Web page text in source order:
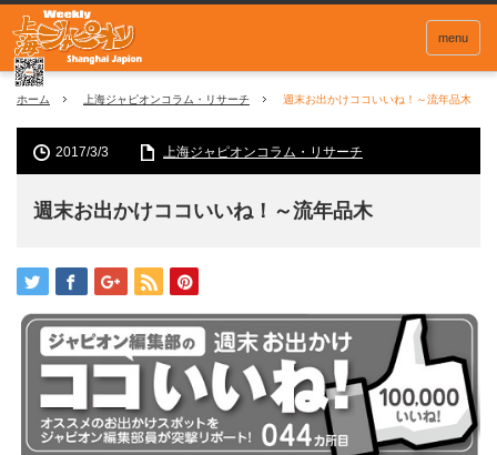
menu
ホーム 上海ジャピオンコラム・リサーチ 週末お出かけココいいね！～流年品木
2017/3/3 上海ジャピオンコラム・リサーチ
週末お出かけココいいね！～流年品木